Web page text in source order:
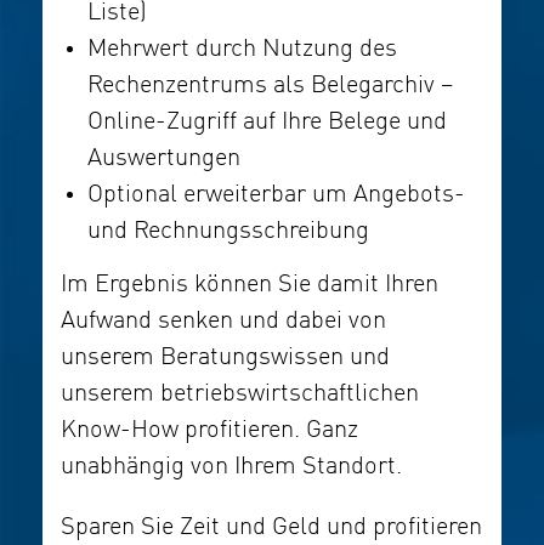
Liste)
Mehrwert durch Nutzung des
Rechenzentrums als Belegarchiv –
Online-Zugriff auf Ihre Belege und
Auswertungen
Optional erweiterbar um Angebots-
und Rechnungsschreibung
Im Ergebnis können Sie damit Ihren
Aufwand senken und dabei von
unserem Beratungswissen und
unserem betriebswirtschaftlichen
Know-How profitieren. Ganz
unabhängig von Ihrem Standort.
Sparen Sie Zeit und Geld und profitieren